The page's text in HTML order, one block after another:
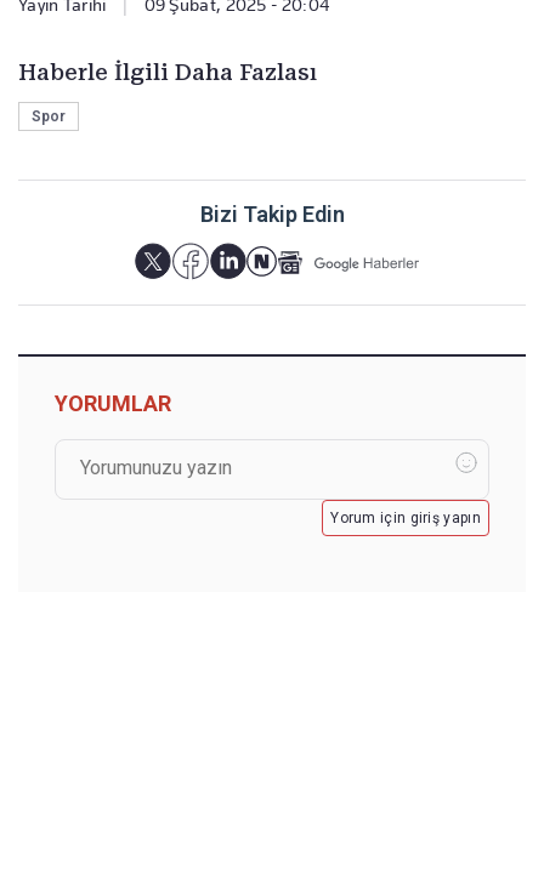
Yayın Tarihi 09 Şubat, 2025 - 20:04
Haberle İlgili Daha Fazlası
Spor
Bizi Takip Edin
YORUMLAR
Yorum için giriş yapın